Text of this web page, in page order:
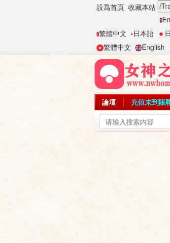
設爲首頁 收藏本站
繁體中文
日本語
繁體中文
English
論壇 充值未到賬